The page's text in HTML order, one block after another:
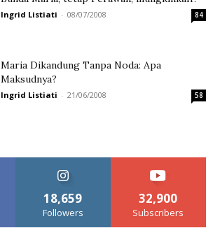
Ingrid Listiati - 08/07/2008 84
Maria Dikandung Tanpa Noda: Apa
Maksudnya?
Ingrid Listiati - 21/06/2008 58
18,659
Followers
32,900
Subscribers